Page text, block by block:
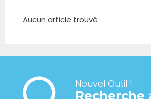
Aucun article trouvé
Nouvel Outil !
Recherche